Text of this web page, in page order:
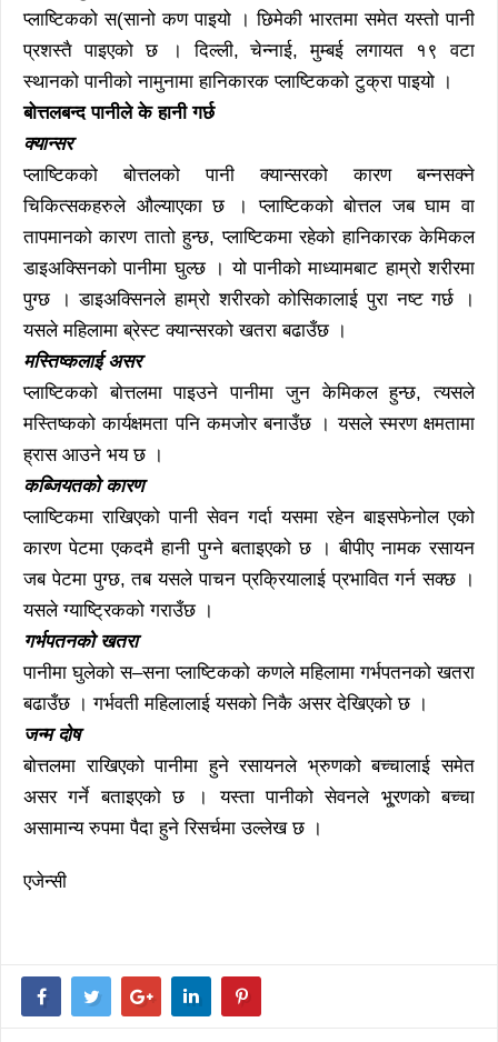
प्लाष्टिकको स(सानो कण पाइयो । छिमेकी भारतमा समेत यस्तो पानी
प्रशस्तै पाइएको छ । दिल्ली, चेन्नाई, मुम्बई लगायत १९ वटा
स्थानको पानीको नामुनामा हानिकारक प्लाष्टिकको टुक्रा पाइयो ।
बोत्तलबन्द पानीले के हानी गर्छ
क्यान्सर
प्लाष्टिकको बोत्तलको पानी क्यान्सरको कारण बन्नसक्ने
चिकित्सकहरुले औल्याएका छ । प्लाष्टिकको बोत्तल जब घाम वा
तापमानको कारण तातो हुन्छ, प्लाष्टिकमा रहेको हानिकारक केमिकल
डाइअक्सिनको पानीमा घुल्छ । यो पानीको माध्यामबाट हाम्रो शरीरमा
पुग्छ । डाइअक्सिनले हाम्रो शरीरको कोसिकालाई पुरा नष्ट गर्छ ।
यसले महिलामा ब्रेस्ट क्यान्सरको खतरा बढाउँछ ।
मस्तिष्कलाई असर
प्लाष्टिकको बोत्तलमा पाइउने पानीमा जुन केमिकल हुन्छ, त्यसले
मस्तिष्कको कार्यक्षमता पनि कमजोर बनाउँछ । यसले स्मरण क्षमतामा
ह्रास आउने भय छ ।
कब्जियतको कारण
प्लाष्टिकमा राखिएको पानी सेवन गर्दा यसमा रहेन बाइसफेनोल एको
कारण पेटमा एकदमै हानी पुग्ने बताइएको छ । बीपीए नामक रसायन
जब पेटमा पुग्छ, तब यसले पाचन प्रक्रियालाई प्रभावित गर्न सक्छ ।
यसले ग्याष्ट्रिकको गराउँछ ।
गर्भपतनको खतरा
पानीमा घुलेको स–सना प्लाष्टिकको कणले महिलामा गर्भपतनको खतरा
बढाउँछ । गर्भवती महिलालाई यसको निकै असर देखिएको छ ।
जन्म दोष
बोत्तलमा राखिएको पानीमा हुने रसायनले भ्रुणको बच्चालाई समेत
असर गर्ने बताइएको छ । यस्ता पानीको सेवनले भू्रणको बच्चा
असामान्य रुपमा पैदा हुने रिसर्चमा उल्लेख छ ।
एजेन्सी